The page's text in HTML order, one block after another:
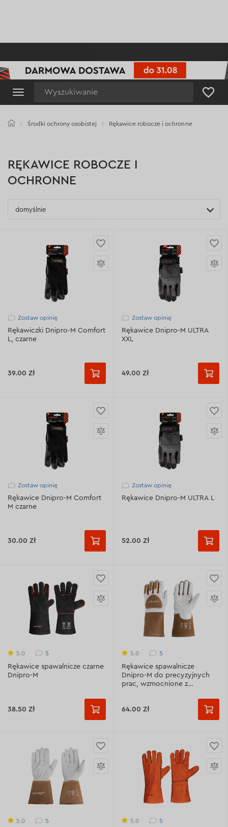
Środki ochrony osobistej Rękawice robocze i ochronne
RĘKAWICE ROBOCZE I
OCHRONNE
domyślnie
Zostaw opinię
Rękawiczki Dnipro-M Comfort
L, czarne
39.00 Zł
Zostaw opinię
Rękawice Dnipro-M ULTRA
XXL
49.00 Zł
Zostaw opinię
Rękawice Dnipro-M Comfort
M czarne
30.00 Zł
Zostaw opinię
Rękawice Dnipro-M ULTRA L
52.00 Zł
5.0 5
Rękawice spawalnicze czarne
Dnipro-M
38.50 Zł
5.0 5
Rękawice spawalnicze
Dnipro-M do precyzyjnych
prac, wzmocnione z
64.00 Zł
5.0 5 5.0 5